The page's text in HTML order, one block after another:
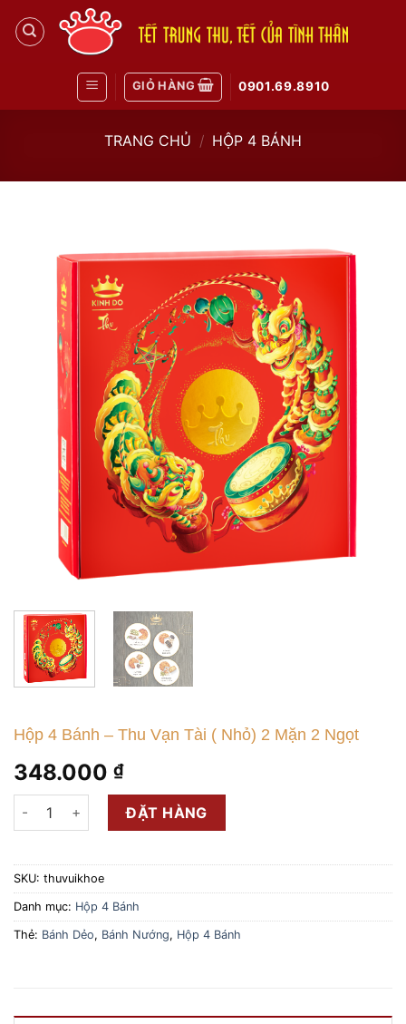
GIỎ HÀNG 0901.69.8910
TRANG CHỦ / HỘP 4 BÁNH
Hộp 4 Bánh – Thu Vạn Tài ( Nhỏ) 2 Mặn 2 Ngọt
348.000 ₫
Hộp 4 Bánh - Thu Vạn Tài ( Nhỏ) 2 Mặn 2 Ngọt số lượng
ĐẶT HÀNG
SKU: thuvuikhoe
Danh mục: Hộp 4 Bánh
Thẻ: Bánh Dẻo, Bánh Nướng, Hộp 4 Bánh